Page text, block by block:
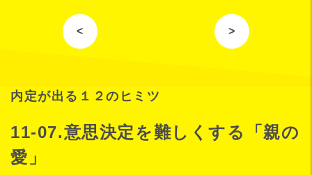
< >
内定が出る１２のヒミツ
11-07.意思決定を難しくする「親の
愛」